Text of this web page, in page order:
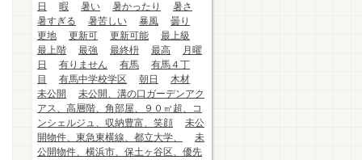
日
暇 暑い 暑かったり
暑さ
暑すぎる
暑苦しい 暴風
曇り
更地
更新可 更新可能
最上級
最上階
最強 最終枡 最高
月曜
日
有りません 有馬
有馬４丁
目
有馬中学校学区 朝日
木材
未公開
未公開、溝の口ガーデンアク
アス、高層階、角部屋、９０㎡超、コ
ンシェルジュ、収納豊富、笑顔
未公
開物件、東急東横線、都立大学、
未
公開物件、横浜市、保土ヶ谷区、優先